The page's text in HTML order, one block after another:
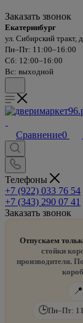
Заказать звонок
Екатеринбург
ул. Сибирский тракт,
Пн–Пт: 11:00–16:00
Сб: 12:00–16:00
Вс: выходной
Сравнение0
Телефоны
+7 (922) 033 76 54
+7 (343) 290 07 41
Заказать звонок
Отпускаем
стойки
производителя.
📍
🕒Пн–Пт: